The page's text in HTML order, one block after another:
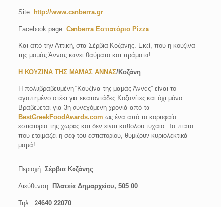
Site: http://www.canberra.gr
Facebook page: Canberra Εστιατόριο Pizza
Και από την Αττική, στα Σέρβια Κοζάνης. Εκεί, που η κουζίνα
της μαμάς Άννας κάνει θαύματα και πράματα!
Η ΚΟΥΖΙΝΑ ΤΗΣ ΜΑΜΑΣ ΑΝΝΑΣ/Κοζάνη
Η πολυβραβευμένη “Κουζίνα της μαμάς Άννας” είναι το
αγαπημένο στέκι για εκατοντάδες Κοζανίτες και όχι μόνο.
Βραβεύεται για 3η συνεχόμενη χρονιά από τα
BestGreekFoodAwards.com ως ένα από τα κορυφαία
εστιατόρια της χώρας και δεν είναι καθόλου τυχαίο. Τα πιάτα
που ετοιμάζει η σεφ του εστιατορίου, θυμίζουν κυριολεκτικά
μαμά!
Περιοχή: Σέρβια Κοζάνης
Διεύθυνση: Πλατεία Δημαρχείου, 505 00
Τηλ.: 24640 22070